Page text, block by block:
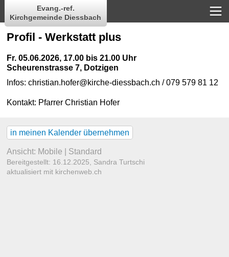
Evang.-ref.
Kirchgemeinde Diessbach
Profil - Werkstatt plus
Fr. 05.06.2026, 17.00 bis 21.00 Uhr
Scheurenstrasse 7, Dotzigen
Infos: christian.hofer@kirche-diessbach.ch / 079 579 81 12
Kontakt: Pfarrer Christian Hofer
in meinen Kalender übernehmen
Ansicht: Mobile Standard
Bereitgestellt: 16.12.2025, Sandra Turtschi
aktualisiert mit kirchenweb.ch